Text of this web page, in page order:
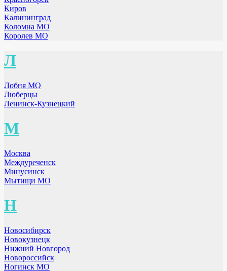
Киров
Калининград
Коломна МО
Королев МО
Л
Лобня МО
Люберцы
Ленинск-Кузнецкий
М
Москва
Междуреченск
Минусинск
Мытищи МО
Н
Новосибирск
Новокузнецк
Нижний Новгород
Новороссийск
Ногинск МО